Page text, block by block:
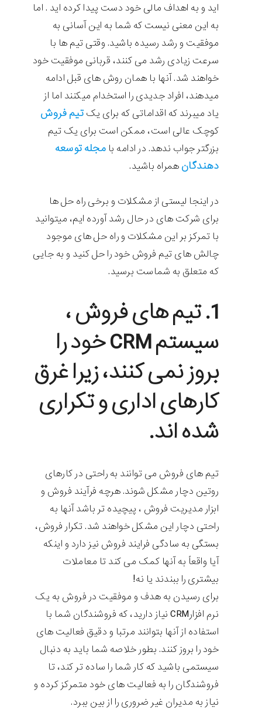
اید و به اهداف مالی خود دست پیدا کرده اید . اما
به این معنی نیست که شما به این آسانی به
موفقیت و رشد رسیده باشید. وقتی تیم ها با
سرعت زیادی رشد می کنند، قربانی موفقیت خود
خواهند شد. آنها با همان روش های قبل ادامه
میدهند، افراد جدیدی را استخدام میکنند اما از
یاد میبرند که اقداماتی که برای یکتیم فروش
کوچک عالی است، ممکن است برای یک تیم
بزرگتر جواب ندهد. در ادامه با مجله توسعه
دهندگان همراه باشید.
در اینجا لیستی از مشکلات و برخی راه حل ها
برای شرکت های در حال رشد آورده ایم، میتوانید
با تمرکز بر این مشکلات و راه حل های موجود
چالش های تیم فروش خود را حل کنید و به جایی
که متعلق به شماست برسید.
1. تیم های فروش ،
سیستم CRM خود را
بروز نمی کنند، زیرا غرق
کارهای اداری و تکراری
شده اند.
تیم های فروش می توانند به راحتی در کارهای
روتین دچار مشکل شوند. هرچه فرآیند فروش و
ابزار مدیریت فروش ، پیچیده تر باشد آنها به
راحتی دچار این مشکل خواهند شد. تکرار فروش،
بستگی به سادگی فرایند فروش نیز دارد و اینکه
آیا واقعاً به آنها کمک می کند تا معاملات
بیشتری را ببندند یا نه!
برای رسیدن به هدف و موفقیت در فروش به یک
نرم افزارCRM نیاز دارید، که فروشندگان شما با
استفاده از آنها بتوانند مرتبا و دقیق فعالیت های
خود را بروز کنند. بطور خلاصه شما باید به دنبال
سیستمی باشید که کار شما را ساده تر کند، تا
فروشندگان را به فعالیت های خود متمرکز کرده و
نیاز به مدیران غیر ضروری را از بین ببرد.